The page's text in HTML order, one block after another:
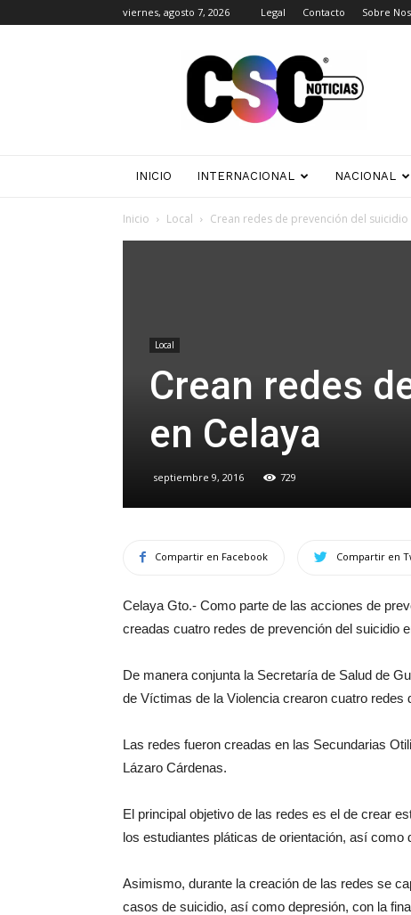
viernes, agosto 7, 2026 Legal Contacto Sobre
Noticias
INICIO INTERNACIONAL NACIONAL
Inicio Local Crean redes de prevención del suicidio
Local
Crean redes
en Celaya
septiembre 9, 2016 729
Compartir en Facebook Compartir en
Celaya Gto.- Como parte de las acciones de
creadas cuatro redes de prevención del suicidio
De manera conjunta la Secretaría de Salud de
de Víctimas de la Violencia crearon cuatro
Las redes fueron creadas en las Secundarias
Lázaro Cárdenas.
El principal objetivo de las redes es el de crear
los estudiantes pláticas de orientación, así
Asimismo, durante la creación de las redes se
casos de suicidio, así como depresión, con la